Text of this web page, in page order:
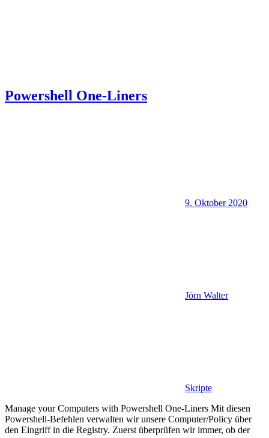
Powershell One-Liners
9. Oktober 2020
Jörn Walter
Skripte
Manage your Computers with Powershell One-Liners Mit diesen
Powershell-Befehlen verwalten wir unsere Computer/Policy über
den Eingriff in die Registry. Zuerst überprüfen wir immer, ob der